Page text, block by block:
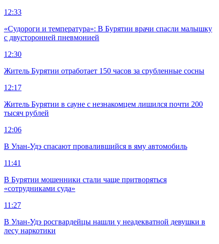
12:33
«Судороги и температура»: В Бурятии врачи спасли малышку
с двусторонней пневмонией
12:30
Житель Бурятии отработает 150 часов за срубленные сосны
12:17
Житель Бурятии в сауне с незнакомцем лишился почти 200
тысяч рублей
12:06
В Улан-Удэ спасают провалившийся в яму автомобиль
11:41
В Бурятии мошенники стали чаще притворяться
«сотрудниками суда»
11:27
В Улан-Удэ росгвардейцы нашли у неадекватной девушки в
лесу наркотики